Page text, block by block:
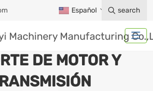
Español search
DE MOTOR Y